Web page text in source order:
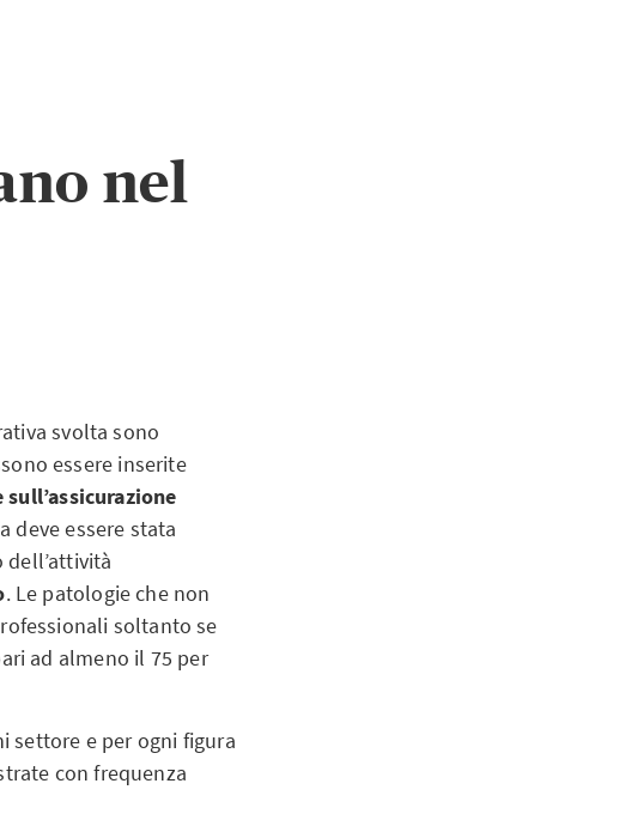
nel
svolta sono
essere inserite
sull’assicurazione
deve essere stata
dell’attività
. Le patologie che non
soltanto se
ad almeno il 75 per
settore e per ogni figura
con frequenza